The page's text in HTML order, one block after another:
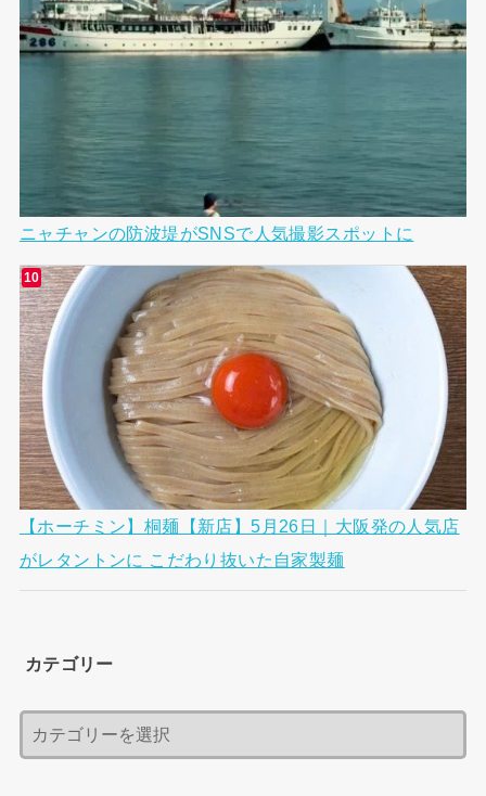
ニャチャンの防波堤がSNSで人気撮影スポットに
【ホーチミン】桐麺【新店】5月26日｜大阪発の人気店
がレタントンに こだわり抜いた自家製麺
カテゴリー